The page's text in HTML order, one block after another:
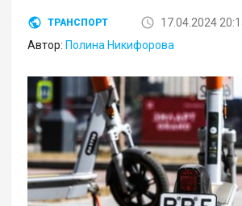
ТРАНСПОРТ
17.04.2024
Автор: Полина Никифорова